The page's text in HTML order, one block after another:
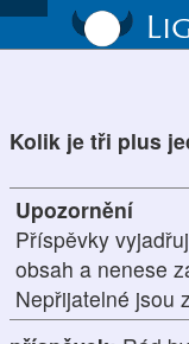
Kolik je tři plus
Upozornění
Příspěvky
obsah a nenese
Nepřijatelné jsou